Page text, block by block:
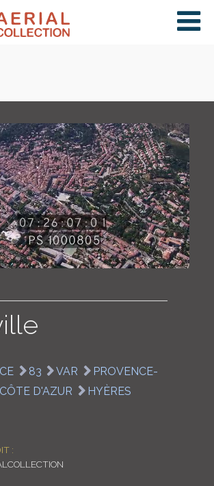
×
PAYS
CARTE
COLLECTIONS
83 VAR
PROVENCE-
D'AZUR
HYÈRES
: